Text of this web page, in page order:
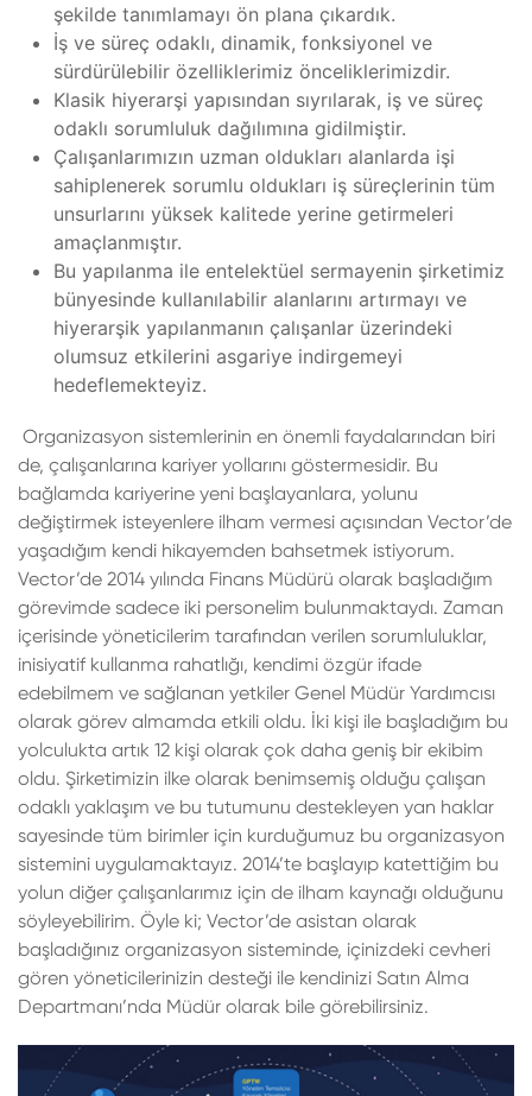
şekilde tanımlamayı ön plana çıkardık.
İş ve süreç odaklı, dinamik, fonksiyonel ve
sürdürülebilir özelliklerimiz önceliklerimizdir.
Klasik hiyerarşi yapısından sıyrılarak, iş ve süreç
odaklı sorumluluk dağılımına gidilmiştir.
Çalışanlarımızın uzman oldukları alanlarda işi
sahiplenerek sorumlu oldukları iş süreçlerinin tüm
unsurlarını yüksek kalitede yerine getirmeleri
amaçlanmıştır.
Bu yapılanma ile entelektüel sermayenin şirketimiz
bünyesinde kullanılabilir alanlarını artırmayı ve
hiyerarşik yapılanmanın çalışanlar üzerindeki
olumsuz etkilerini asgariye indirgemeyi
hedeflemekteyiz.
Organizasyon sistemlerinin en önemli faydalarından biri
de, çalışanlarına kariyer yollarını göstermesidir. Bu
bağlamda kariyerine yeni başlayanlara, yolunu
değiştirmek isteyenlere ilham vermesi açısından Vector’de
yaşadığım kendi hikayemden bahsetmek istiyorum.
Vector’de 2014 yılında Finans Müdürü olarak başladığım
görevimde sadece iki personelim bulunmaktaydı. Zaman
içerisinde yöneticilerim tarafından verilen sorumluluklar,
inisiyatif kullanma rahatlığı, kendimi özgür ifade
edebilmem ve sağlanan yetkiler Genel Müdür Yardımcısı
olarak görev almamda etkili oldu. İki kişi ile başladığım bu
yolculukta artık 12 kişi olarak çok daha geniş bir ekibim
oldu. Şirketimizin ilke olarak benimsemiş olduğu çalışan
odaklı yaklaşım ve bu tutumunu destekleyen yan haklar
sayesinde tüm birimler için kurduğumuz bu organizasyon
sistemini uygulamaktayız. 2014’te başlayıp katettiğim bu
yolun diğer çalışanlarımız için de ilham kaynağı olduğunu
söyleyebilirim. Öyle ki; Vector’de asistan olarak
başladığınız organizasyon sisteminde, içinizdeki cevheri
gören yöneticilerinizin desteği ile kendinizi Satın Alma
Departmanı’nda Müdür olarak bile görebilirsiniz.